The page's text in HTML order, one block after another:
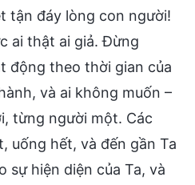
tận đáy lòng con người!
ai thật ai giả. Đừng
động theo thời gian của
và ai không muốn –
từng người một. Các
uống hết, và đến gần Ta
sự hiện diện của Ta, và